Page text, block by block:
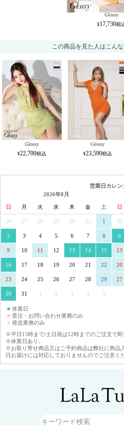
Glossy
17,730
この商品を見た人はこん
Glossy
22,700
Glossy
23,590
営業日カレン
2026年8月
日 月 火 水 木 金 土
26 27 28 29 30 31 1
2 3 4 5 6 7 8
9 10 11 12 13 14 15
16 17 18 19 20 21 22
23 24 25 26 27 28 29
30 31 1 2 3 4 5
日
30
6
13
20
27
■ 休業日
■ 受注・お問い合わせ業務のみ
■ 発送業務のみ
※平日15時まで/土日祝は12時までのご注文で即
※休業日あり。
※お取り寄せ商品又はご予約商品は弊社に商品
日お届けには対応しておりませんのでご注意く